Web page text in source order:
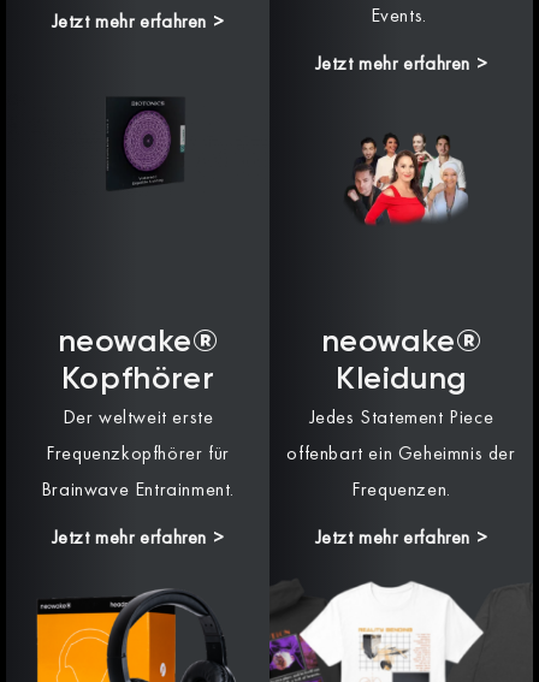
Jetzt mehr erfahren >
Events.
Jetzt mehr erfahren >
neowake®
Kopfhörer
Der weltweit erste
Frequenzkopfhörer für
Brainwave Entrainment.
Jetzt mehr erfahren >
neowake®
Kleidung
Jedes Statement Piece
offenbart ein Geheimnis der
Frequenzen.
Jetzt mehr erfahren >